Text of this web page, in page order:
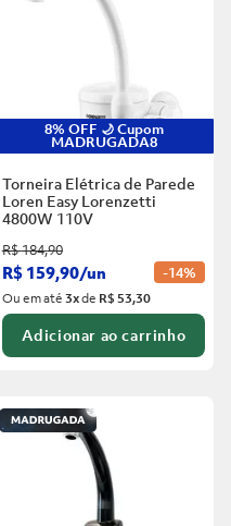
8% OFF 🌙 Cupom
MADRUGADA8
Torneira Elétrica de Parede
Loren Easy Lorenzetti
4800W 110V
R$184,90
R$ 159,90/un -14%
Ou em até3xde R$ 53,30
Adicionar ao carrinho